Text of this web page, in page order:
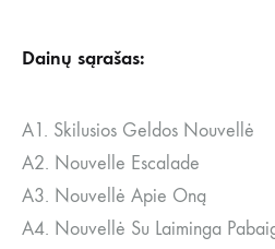
Dainų sąrašas:
A1. Skilusios Geldos Nouvellė
A2. Nouvelle Escalade
A3. Nouvellė Apie Oną
A4. Nouvellė Su Laiminga